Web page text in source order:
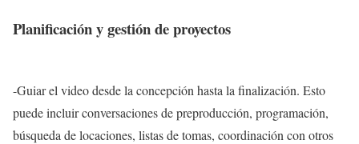
Planificación y gestión de proyectos
-Guiar el video desde la concepción hasta la finalización. Esto
puede incluir conversaciones de preproducción, programación,
búsqueda de locaciones, listas de tomas, coordinación con otros